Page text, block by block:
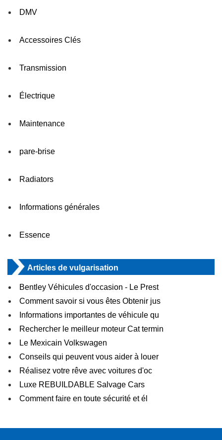
DMV
Accessoires Clés
Transmission
Électrique
Maintenance
pare-brise
Radiators
Informations générales
Essence
Articles de vulgarisation
Bentley Véhicules d'occasion - Le Prest
Comment savoir si vous êtes Obtenir jus
Informations importantes de véhicule qu
Rechercher le meilleur moteur Cat termin
Le Mexicain Volkswagen
Conseils qui peuvent vous aider à louer
Réalisez votre rêve avec voitures d'oc
Luxe REBUILDABLE Salvage Cars
Comment faire en toute sécurité et él